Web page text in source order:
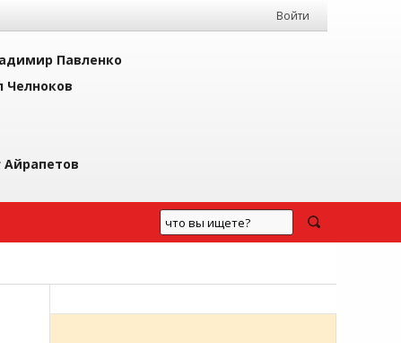
Войти
Павленко
Челноков
Айрапетов